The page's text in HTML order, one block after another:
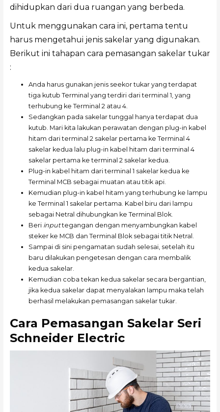
dihidupkan dari dua ruangan yang berbeda.
Untuk menggunakan cara ini, pertama tentu
harus mengetahui jenis sakelar yang digunakan.
Berikut ini tahapan cara pemasangan sakelar tukar
:
Anda harus gunakan jenis seekor tukar yang terdapat
tiga kutub Terminal yang terdiri dari terminal 1, yang
terhubung ke Terminal 2 atau 4.
Sedangkan pada sakelar tunggal hanya terdapat dua
kutub. Mari kita lakukan perawatan dengan plug-in kabel
hitam dari terminal 2 sakelar pertama ke Terminal 4
sakelar kedua lalu plug-in kabel hitam dari terminal 4
sakelar pertama ke terminal 2 sakelar kedua.
Plug-in kabel hitam dari terminal 1 sakelar kedua ke
Terminal MCB sebagai muatan atau titik api.
Kemudian plug-in kabel hitam yang terhubung ke lampu
ke Terminal 1 sakelar pertama. Kabel biru dari lampu
sebagai Netral dihubungkan ke Terminal Blok.
Beri inputtegangan dengan menyambungkan kabel
steker ke MCB dan Terminal Blok sebagai titik Netral.
Sampai di sini pengamatan sudah selesai, setelah itu
baru dilakukan pengetesan dengan cara membalik
kedua sakelar.
Kemudian coba tekan kedua sakelar secara bergantian,
jika kedua sakelar dapat menyalakan lampu maka telah
berhasil melakukan pemasangan sakelar tukar.
Cara Pemasangan Sakelar Seri
Schneider Electric